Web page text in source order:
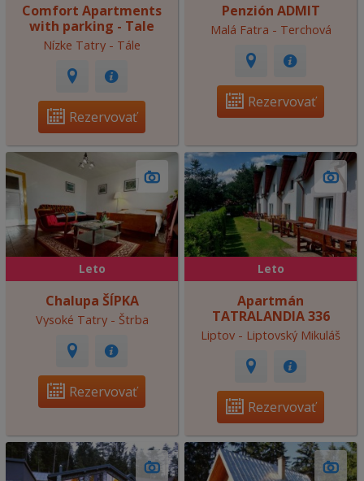
Comfort Apartments
with parking - Tale
Nízke Tatry - Tále
Rezervovať
Penzión ADMIT
Malá Fatra - Terchová
Rezervovať
Leto
Chalupa ŠÍPKA
Vysoké Tatry - Štrba
Rezervovať
Leto
Apartmán
TATRALANDIA 336
Liptov - Liptovský Mikuláš
Rezervovať